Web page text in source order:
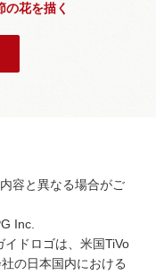
の花を描く
容と異なる場合がご
Inc.
ドロゴは、米国TiVo
の日本国内における